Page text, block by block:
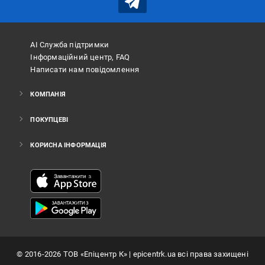
АІ Служба підтримки
Інформаційний центр, FAQ
Написати нам повідомлення
КОМПАНІЯ
ПОКУПЦЕВІ
КОРИСНА ІНФОРМАЦІЯ
© 2016-2026 ТОВ «Епіцентр К»| epicentrk.ua всі права захищені